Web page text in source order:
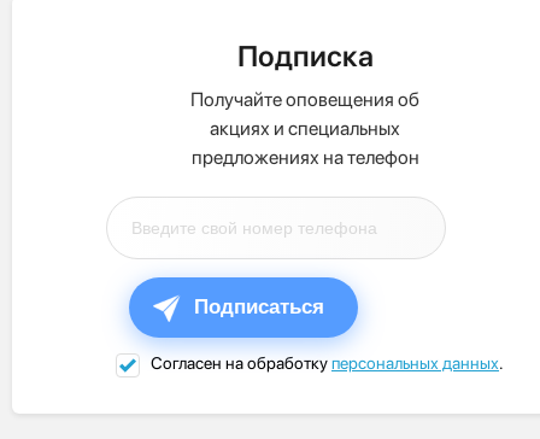
Подписка
Получайте оповещения об
акциях и специальных
предложениях на телефон
Подписаться
Согласен на обработкуперсональных данных.